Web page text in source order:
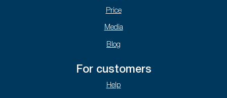
Price
Media
Blog
For customers
Help